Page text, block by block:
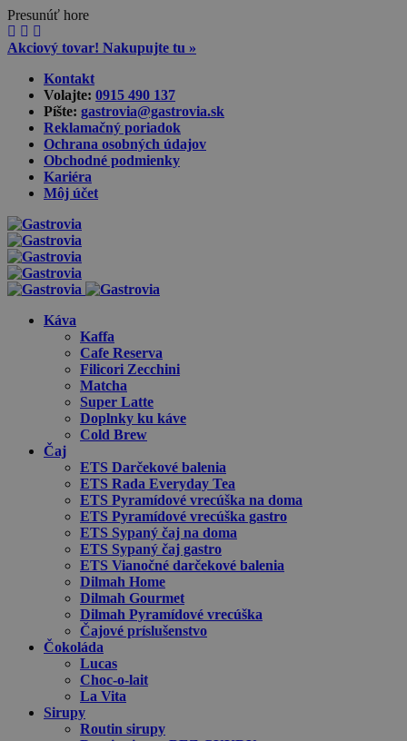
Presunúť hore
Akciový tovar! Nakupujte tu »
content
Kontakt
Volajte: 0915 490 137‬
Píšte: gastrovia@gastrovia.sk‬
Reklamačný poriadok
Ochrana osobných údajov
Obchodné podmienky
Kariéra
Môj účet
Káva
Kaffa
Cafe Reserva
Filicori Zecchini
Matcha
Super Latte
Doplnky ku káve
Cold Brew
Čaj
ETS Darčekové balenia
ETS Rada Everyday Tea
ETS Pyramídové vrecúška na doma
ETS Pyramídové vrecúška gastro
ETS Sypaný čaj na doma
ETS Sypaný čaj gastro
ETS Vianočné darčekové balenia
Dilmah Home
Dilmah Gourmet
Dilmah Pyramídové vrecúška
Čajové príslušenstvo
Čokoláda
Lucas
Choc-o-lait
La Vita
Sirupy
Routin sirupy